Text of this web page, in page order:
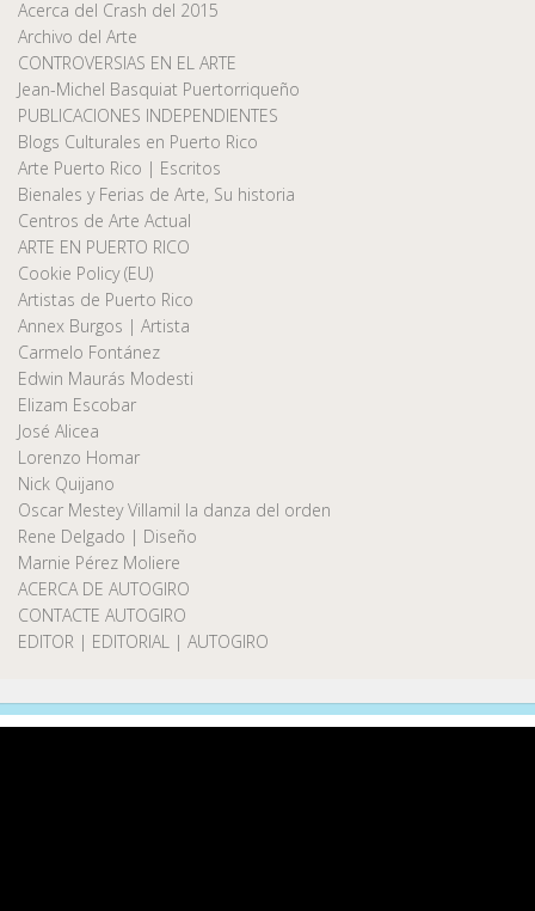
Acerca del Crash del 2015
Archivo del Arte
CONTROVERSIAS EN EL ARTE
Jean-Michel Basquiat Puertorriqueño
PUBLICACIONES INDEPENDIENTES
Blogs Culturales en Puerto Rico
Arte Puerto Rico | Escritos
Bienales y Ferias de Arte, Su historia
Centros de Arte Actual
ARTE EN PUERTO RICO
Cookie Policy (EU)
Artistas de Puerto Rico
Annex Burgos | Artista
Carmelo Fontánez
Edwin Maurás Modesti
Elizam Escobar
José Alicea
Lorenzo Homar
Nick Quijano
Oscar Mestey Villamil la danza del orden
Rene Delgado | Diseño
Marnie Pérez Moliere
ACERCA DE AUTOGIRO
CONTACTE AUTOGIRO
EDITOR | EDITORIAL | AUTOGIRO